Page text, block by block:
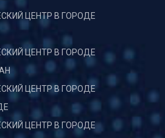
ЦЕНТР В ГОРОДЕ
ЦЕНТР В ГОРОДЕ
ЦЕНТР В ГОРОДЕ
ЦЕНТР В ГОРОДЕ